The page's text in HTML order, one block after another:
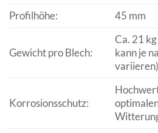
Profilhöhe:
45 mm
Gewicht pro Blech:
Ca. 21
kann je
variieren)
Korrosionsschutz: